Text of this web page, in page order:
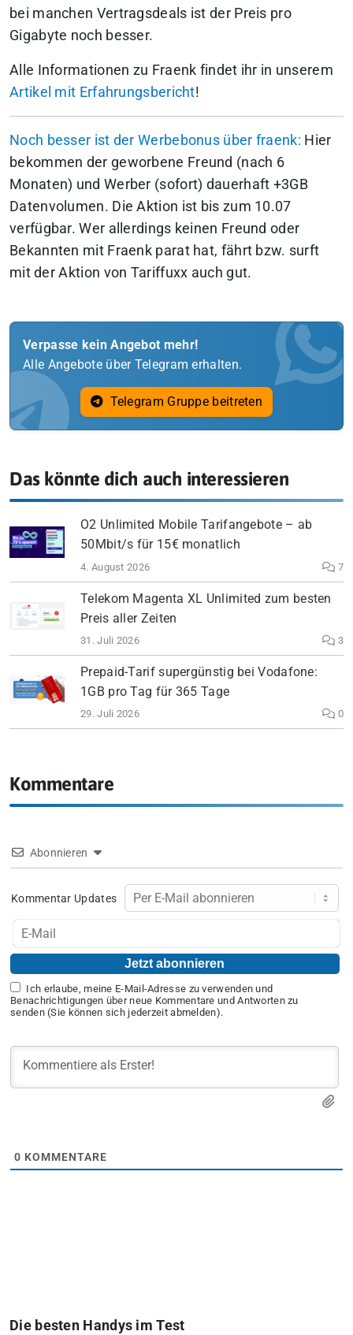
bei manchen Vertragsdeals ist der Preis pro
Gigabyte noch besser.
Alle Informationen zu Fraenk findet ihr in unserem
Artikel mit Erfahrungsbericht!
Noch besser ist der Werbebonus über fraenk: Hier
bekommen der geworbene Freund (nach 6
Monaten) und Werber (sofort) dauerhaft +3GB
Datenvolumen. Die Aktion ist bis zum 10.07
verfügbar. Wer allerdings keinen Freund oder
Bekannten mit Fraenk parat hat, fährt bzw. surft
mit der Aktion von Tariffuxx auch gut.
Verpasse kein Angebot mehr!
Alle Angebote über Telegram erhalten.
Telegram Gruppe beitreten
Das könnte dich auch interessieren
O2 Unlimited Mobile Tarifangebote – ab
50Mbit/s für 15€ monatlich
4. August 2026 7
Telekom Magenta XL Unlimited zum besten
Preis aller Zeiten
31. Juli 2026 3
Prepaid-Tarif supergünstig bei Vodafone:
1GB pro Tag für 365 Tage
29. Juli 2026 0
Kommentare
Abonnieren
Kommentar Updates
Ich erlaube, meine E-Mail-Adresse zu verwenden und
Benachrichtigungen über neue Kommentare und Antworten zu
senden (Sie können sich jederzeit abmelden).
0 KOMMENTARE
Die besten Handys im Test